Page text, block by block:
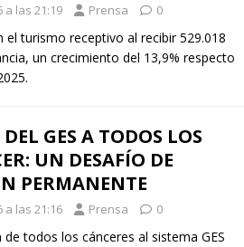
a las 21:19 Prensa 0
el turismo receptivo al recibir 529.018
un crecimiento del 13,9% respecto
GES A TODOS LOS
UN DESAFÍO DE
PERMANENTE
a las 21:16 Prensa 0
todos los cánceres al sistema GES